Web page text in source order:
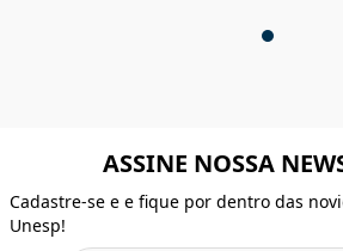
ASSINE NOSSA
Cadastre-se e e fique por dentro das
Unesp!